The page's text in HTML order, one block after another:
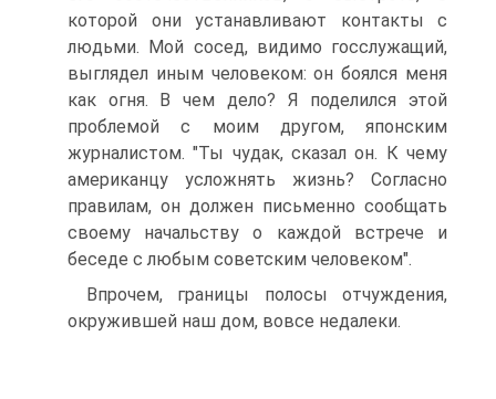
которой они устанавливают контакты с
людьми. Мой сосед, видимо госслужащий,
выглядел иным человеком: он боялся меня
как огня. В чем дело? Я поделился этой
проблемой с моим другом, японским
журналистом. "Ты чудак, сказал он. К чему
американцу усложнять жизнь? Согласно
правилам, он должен письменно сообщать
своему начальству о каждой встрече и
беседе с любым советским человеком".
Впрочем, границы полосы отчуждения,
окружившей наш дом, вовсе недалеки.